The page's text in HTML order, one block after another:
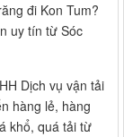
đi Kon Tum?
uy tín từ Sóc
Dịch vụ vận tải
hàng lẻ, hàng
khổ, quá tải từ